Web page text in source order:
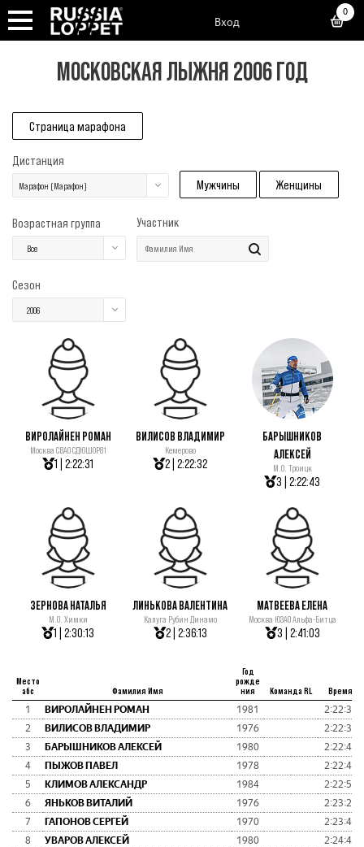
Вход
0
МОСКОВСКАЯ ЛЫЖНЯ 2006 ГОД
Страница марафона
Дистанция
Марафон (Марафон) Мужчины Женщины
Возрастная группа
Все
Участник
Сезон
2006
ВИРОЛАЙНЕН РОМАН
Москва СВАО СДЮШОР81
1 | 2:22:31
ВИЛИСОВ ВЛАДИМИР
Кемерово
2 | 2:22:32
БАРЫШНИКОВ
АЛЕКСЕЙ
М.О. Троицк
3 | 2:22:43
ЗЕРНОВА НАТАЛЬЯ
М.О. Химки
1 | 2:30:13
ЛИНЬКОВА ВАЛЕНТИНА
Калуга Рубин Динамо
2 | 2:36:13
МАТВЕЕВА ЕЛЕНА
Москва ЮЗАО Альфа-Битца
3 | 2:41:03
Место
абс
Фамилия Имя
Год
рожде
ния
Команда RL Время
1 ВИРОЛАЙНЕН РОМАН 1981
2:22:31
2
ВИЛИСОВ ВЛАДИМИР 1976
2:22:32
3
БАРЫШНИКОВ АЛЕКСЕЙ 1980
2:22:43
4
ПЫЖОВ ПАВЕЛ 1978
2:22:45
5
КЛИМОВ АЛЕКСАНДР 1984
2:22:50
6
ЯНЬКОВ ВИТАЛИЙ 1976
2:23:23
7
ГАПОНОВ СЕРГЕЙ 1970
2:23:40
8
УВАРОВ АЛЕКСЕЙ 1980
2:24:47